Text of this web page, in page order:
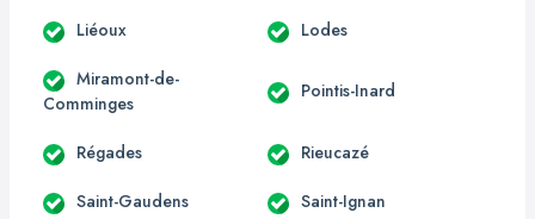
Liéoux Lodes
Miramont-de-
Comminges
Pointis-Inard
Régades Rieucazé
Saint-Gaudens Saint-Ignan